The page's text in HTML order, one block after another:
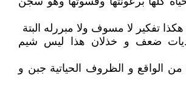
تفكير لا مسوف ولا مبررله البتة
ضعف و خذلان هذا ليس شيم
من الواقع و الظروف الحياتية جبن و